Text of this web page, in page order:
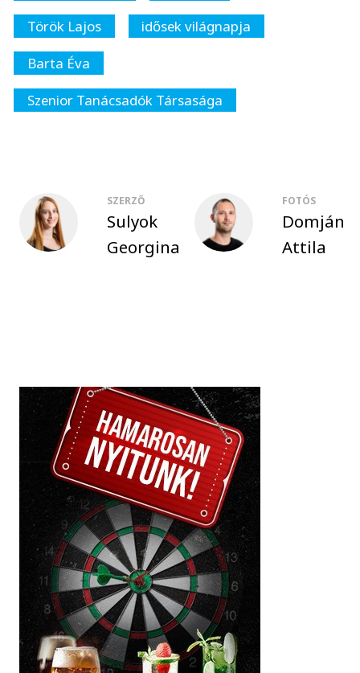
Török Lajos
idősek világnapja
Barta Éva
Szenior Tanácsadók Társasága
SZERZŐ
Sulyok
Georgina
FOTÓS
Domján
Attila